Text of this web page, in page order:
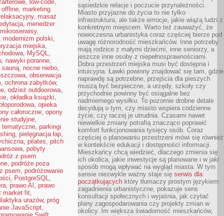
, low-code,
offline, marketing
, masaż
, menedżer
mikroserwisy,
, modernizm polski,
miejska,
, MySQL,
, nawyki poranne,
sauną, nocne niebo,
, obserwacja
, ochrona zabytków,
, odzież outdoorowa,
, okładka książki,
, opieka
całoroczne, opony
studyjne,
tematyczne, parkingi
, pielęgnacja łap,
, pilates, pitch
, pobyty
z psem
, podróże poza
psem, podróżowanie
, PostgreSQL,
, prawo AI , prawo
market fit,
urazów, próg
JavaScript,
sąsiedzkie relacje i poczucie przynależności.
Miasto przyjazne do życia to nie tylko
infrastruktura, ale także emocje, jakie wiążą ludzi z
konkretnym miejscem. Warto też zauważyć, że
nowoczesna urbanistyka coraz częściej bierze pod
uwagę różnorodność mieszkańców. Inne potrzeby
mają rodzice z małymi dziećmi, inne seniorzy, a
jeszcze inne osoby z niepełnosprawnościami.
Dobra przestrzeń miejska musi być dostępna i
intuicyjna. Ławki powinny znajdować się tam, gdzie
naprawdę są potrzebne, przejścia dla pieszych
muszą być bezpieczne, a urzędy, szkoły czy
przychodnie powinny być osiągalne bez
nadmiernego wysiłku. To pozornie drobne detale
decydują o tym, czy miasto wspiera codzienne
życie, czy raczej je utrudnia. Czasami nawet
niewielkie zmiany potrafią znacząco poprawić
komfort funkcjonowania tysięcy osób. Coraz
częściej o planowaniu przestrzeni mówi się również
w kontekście edukacji i dostępności informacji.
Mieszkańcy chcą wiedzieć, dlaczego zmienia się
ich okolica, jakie inwestycje są planowane i w jaki
sposób mogą wpływać na wygląd miasta. W tym
sensie niezwykle ważny staje się serwis dla
początkujących który tłumaczy prostym językiem
zagadnienia urbanistyczne, pokazuje sens
konsultacji społecznych i wyjaśnia, jak czytać
plany zagospodarowania czy projekty zmian w
okolicy. Im większa świadomość mieszkańców,